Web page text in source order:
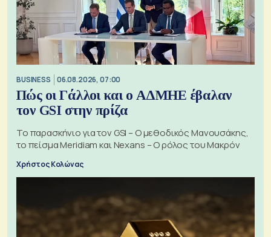
BUSINESS 06.08.2026, 07:00
Πώς οι Γάλλοι και ο ΑΔΜΗΕ έβαλαν
τον GSI στην πρίζα
Το παρασκήνιο για τον GSI – Ο μεθοδικός Μανουσάκης,
το πείσμα Meridiam και Nexans – Ο ρόλος του Μακρόν
Χρήστος Κολώνας